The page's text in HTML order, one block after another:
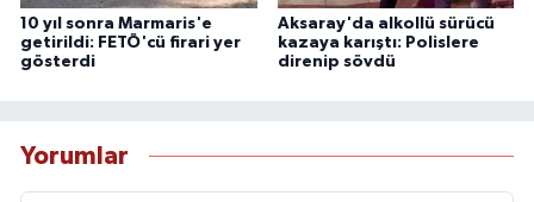
10 yıl sonra Marmaris'e
getirildi: FETÖ'cü firari yer
gösterdi
Aksaray'da alkollü sürücü
kazaya karıştı: Polislere
direnip sövdü
Yorumlar